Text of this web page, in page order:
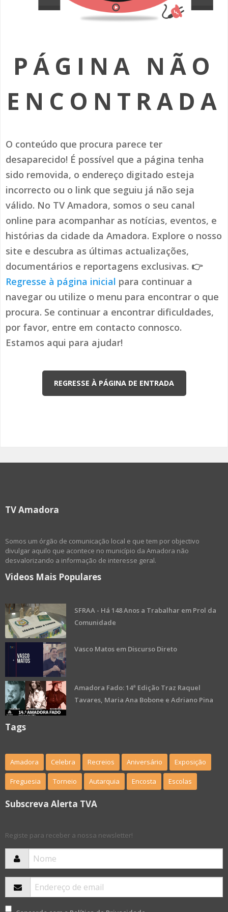
SOMOS TODOS EUROPEUS
AMADORA LIGA À RESILIÊNCIA
(RE) PENSAMENTOS
HISTÓRIAS DE ABRIL
PÁGINA NÃO
ENCONTRADA
O conteúdo que procura parece ter
desaparecido! É possível que a página tenha
sido removida, o endereço digitado esteja
incorrecto ou o link que seguiu já não seja
válido. No TV Amadora, somos o seu canal
online para acompanhar as notícias, eventos, e
histórias da cidade da Amadora. Explore o nosso
site e descubra as últimas actualizações,
documentários e reportagens exclusivas. 👉
Regresse à página inicial para continuar a
navegar ou utilize o menu para encontrar o que
procura. Se continuar a encontrar dificuldades,
por favor, entre em contacto connosco.
Estamos aqui para ajudar!
REGRESSE À PÁGINA DE ENTRADA
TV Amadora
Somos um órgão de comunicação local e que tem por objectivo
divulgar aquilo que acontece no município da Amadora não
desvalorizando a informação de interesse geral.
Videos Mais Populares
SFRAA - Há 148 Anos a Trabalhar em Prol da
Comunidade
Vasco Matos em Discurso Direto
Amadora Fado: 14ª Edição Traz Raquel
Tavares, Maria Ana Bobone e Adriano Pina
Tags
Amadora Celebra Recreios Aniversário Exposição
Freguesia Torneio Autarquia Encosta Escolas
Subscreva Alerta TVA
Registe para receber a nossa newsletter!